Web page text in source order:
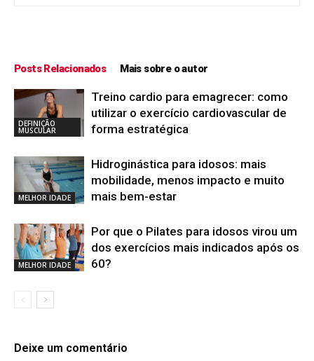
Posts Relacionados Mais sobre o autor
DEFINIÇÃO
MUSCULAR
Treino cardio para emagrecer: como
utilizar o exercício cardiovascular de
forma estratégica
MELHOR IDADE
Hidroginástica para idosos: mais
mobilidade, menos impacto e muito
mais bem-estar
MELHOR IDADE
Por que o Pilates para idosos virou um
dos exercícios mais indicados após os
60?
Deixe um comentário